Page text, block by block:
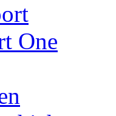
One